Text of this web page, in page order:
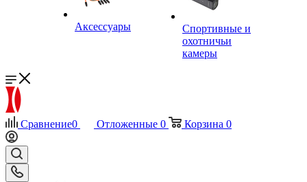
Аксессуары
Спортивные и
охотничьи
камеры
Сравнение0 Отложенные 0 Корзина 0